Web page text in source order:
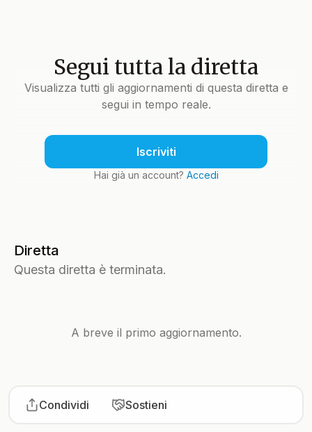
Segui tutta la diretta
Visualizza tutti gli aggiornamenti di questa diretta e
segui in tempo reale.
Iscriviti
Hai già un account? Accedi
Diretta
Questa diretta è terminata.
A breve il primo aggiornamento.
Condividi Sostieni